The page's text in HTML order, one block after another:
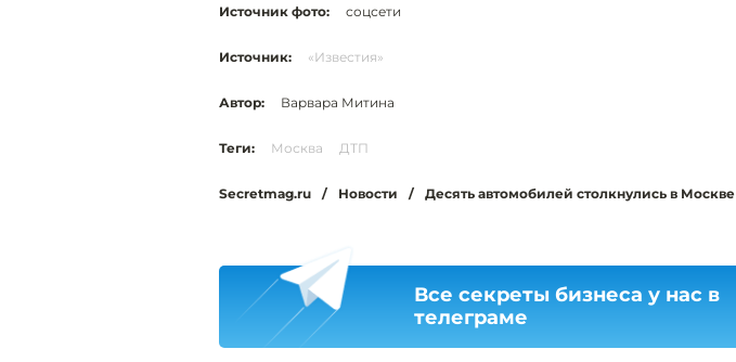
Источник фото: соцсети
Источник: «Известия»
Автор: Варвара Митина
Теги: Москва ДТП
Secretmag.ru / Новости / Десять автомобилей столкнулись в Москве
Все секреты бизнеса у нас в
телеграме